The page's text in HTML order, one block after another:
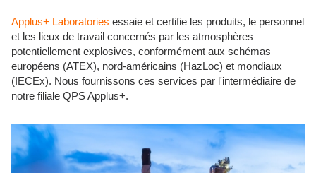
Applus+ Laboratories essaie et certifie les produits, le personnel
et les lieux de travail concernés par les atmosphères
potentiellement explosives, conformément aux schémas
européens (ATEX), nord-américains (HazLoc) et mondiaux
(IECEx). Nous fournissons ces services par l'intermédiaire de
notre filiale QPS Applus+.